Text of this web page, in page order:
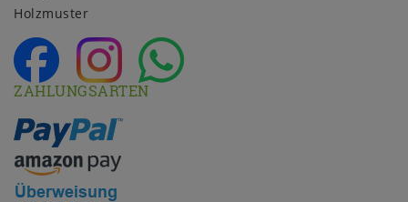
Holzmuster
ZAHLUNGSARTEN